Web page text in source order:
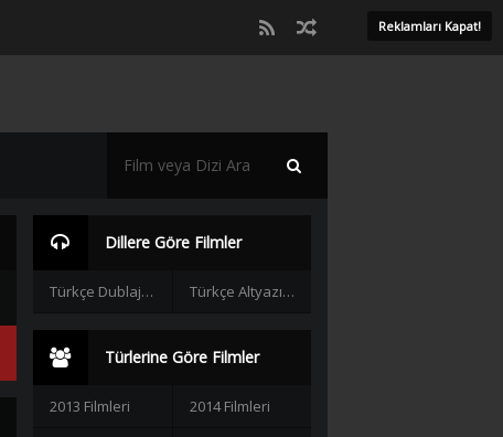
Reklamları Kapat!
Dillere Göre Filmler
Türkçe Dublaj Filmler Türkçe Altyazılı Filmler
Türlerine Göre Filmler
2013 Filmleri 2014 Filmleri